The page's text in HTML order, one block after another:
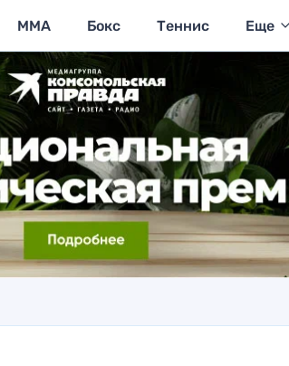
MMA Бокс Теннис Еще